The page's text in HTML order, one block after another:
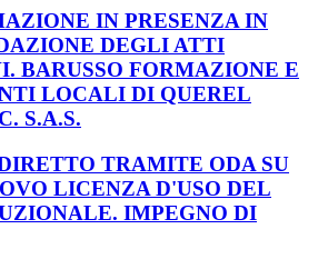
IN PRESENZA IN
DEGLI ATTI
BARUSSO FORMAZIONE E
LOCALI DI QUEREL
S.A.S.
TRAMITE ODA SU
LICENZA D'USO DEL
IMPEGNO DI